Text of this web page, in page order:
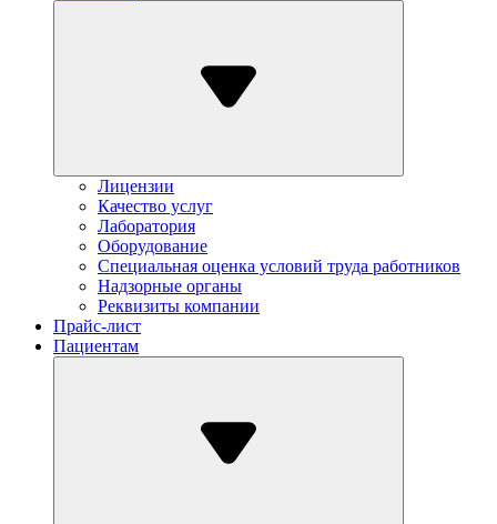
Лицензии
Качество услуг
Лаборатория
Оборудование
Специальная оценка условий труда работников
Надзорные органы
Реквизиты компании
Прайс-лист
Пациентам